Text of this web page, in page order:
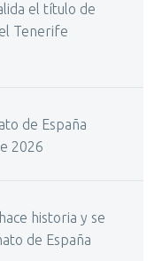
el título de
Tenerife
de España
2026
historia y se
de España